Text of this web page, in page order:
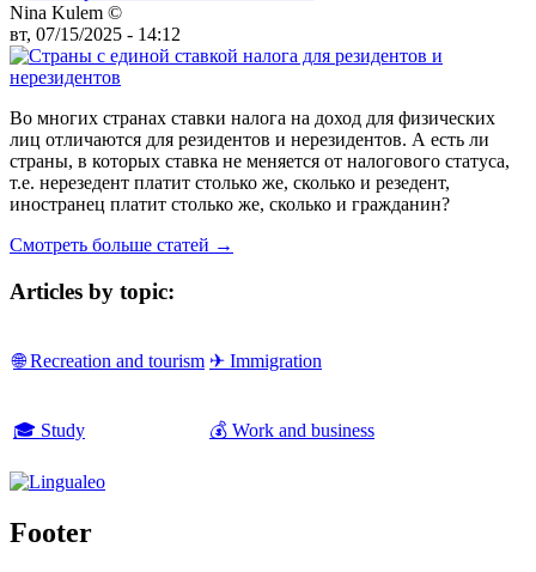
Nina Kulem ©️
вт, 07/15/2025 - 14:12
Во многих странах ставки налога на доход для физических
лиц отличаются для резидентов и нерезидентов. А есть ли
страны, в которых ставка не меняется от налогового статуса,
т.е. нерезедент платит столько же, сколько и резедент,
иностранец платит столько же, сколько и гражданин?
Смотреть больше статей →
Articles by topic:
🌐 Recreation and tourism ✈ Immigration
🎓 Study 💰 Work and business
Footer